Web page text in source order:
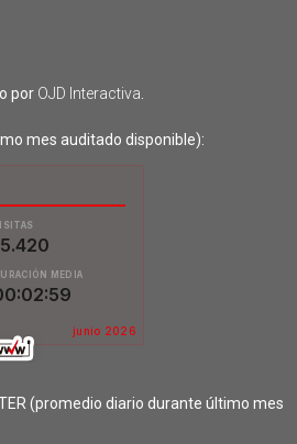
por OJD Interactiva
mes auditado disponible):
(promedio diario durante último mes